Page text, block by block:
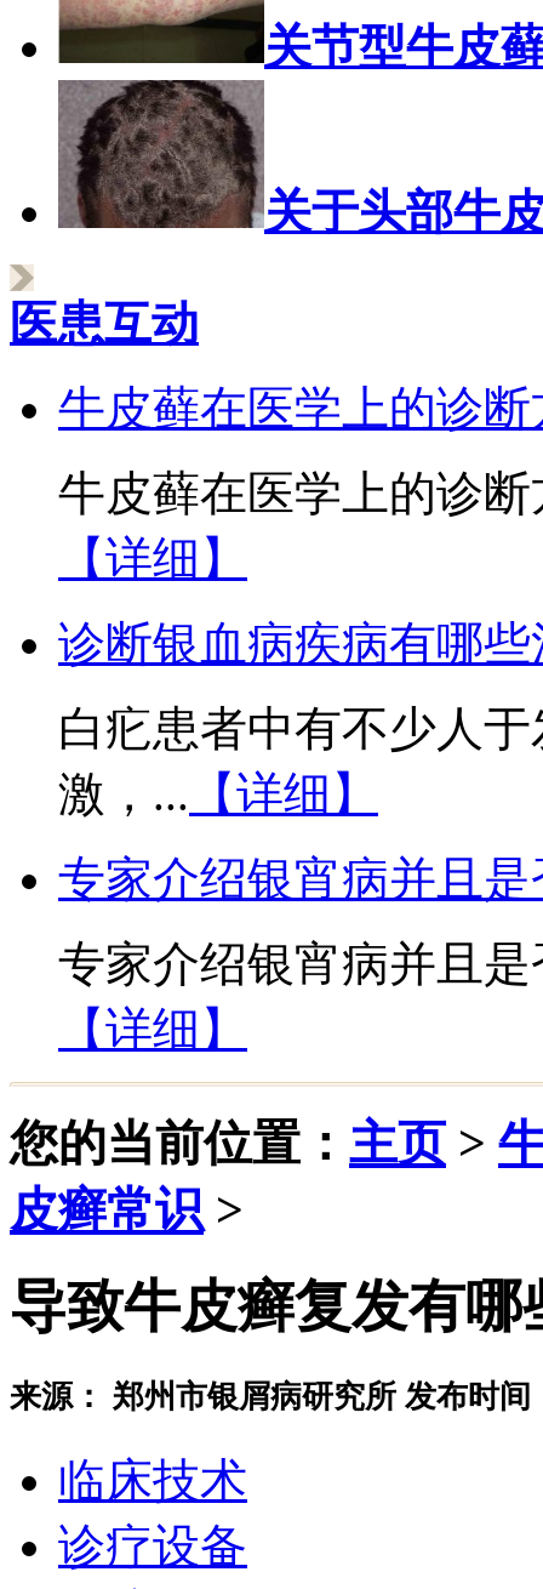
关节型牛皮
关于头部牛
医患互动
牛皮藓在医学上的诊断
牛皮藓在医学上的诊
【详细】
诊断银血病疾病有哪
白疕患者中有不少人
激，... 【详细】
专家介绍银宵病并且
专家介绍银宵病并且
【详细】
您的当前位置： 主页>
皮癣常识 >
导致牛皮癣复发有哪
来源： 郑州市银屑病研究所 发布时间
临床技术
诊疗设备